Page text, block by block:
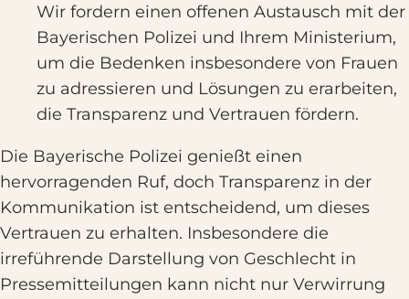
Wir fordern einen offenen Austausch mit der
Bayerischen Polizei und Ihrem Ministerium,
um die Bedenken insbesondere von Frauen
zu adressieren und Lösungen zu erarbeiten,
die Transparenz und Vertrauen fördern.
Die Bayerische Polizei genießt einen
hervorragenden Ruf, doch Transparenz in der
Kommunikation ist entscheidend, um dieses
Vertrauen zu erhalten. Insbesondere die
irreführende Darstellung von Geschlecht in
Pressemitteilungen kann nicht nur Verwirrung